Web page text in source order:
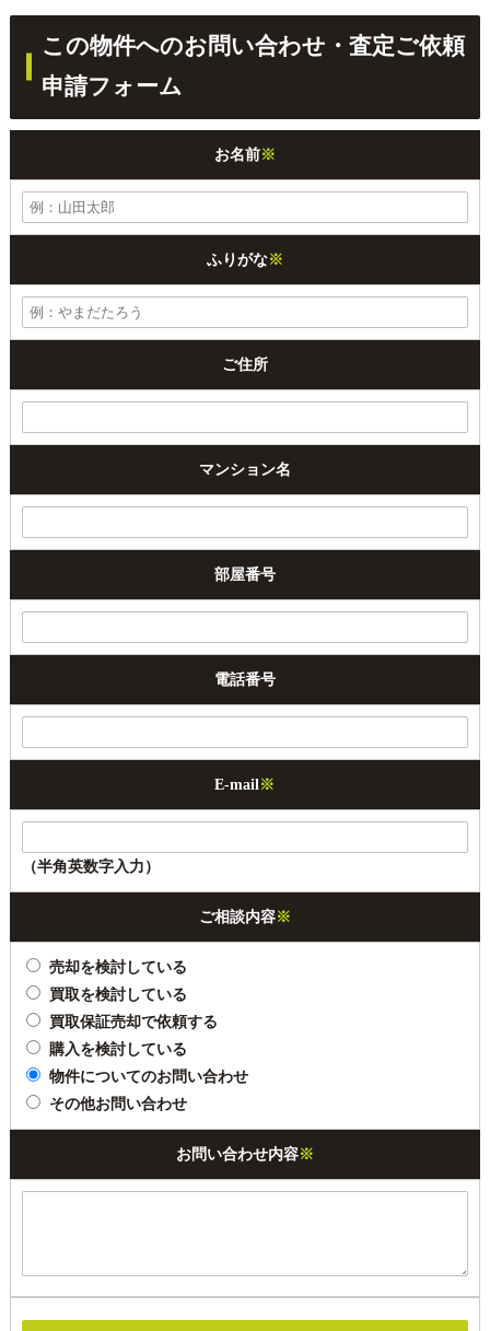
この物件へのお問い合わせ・査定ご依頼
申請フォーム
お名前※
ふりがな※
ご住所
マンション名
部屋番号
電話番号
E-mail ※
（半角英数字入力）
ご相談内容※
売却を検討している
買取を検討している
買取保証売却で依頼する
購入を検討している
物件についてのお問い合わせ
その他お問い合わせ
お問い合わせ内容※